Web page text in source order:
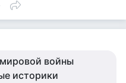
войны
историки